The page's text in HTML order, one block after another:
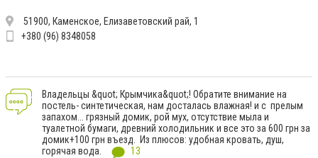
51900, Каменское, Елизаветовский рай, 1
+380 (96) 8348058
Владельцы &quot; Крымчика&quot;! Обратите внимание на
постель- синтетическая, нам досталась влажная! и с прелым
запахом... грязный домик, рой мух, отсутствие мыла и
туалетной бумаги, древний холодильник и все это за 600 грн за
домик+100 грн въезд. Из плюсов: удобная кровать, душ,
горячая вода.
13